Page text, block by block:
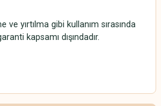
ve yırtılma gibi kullanım sırasında
kapsamı dışındadır.